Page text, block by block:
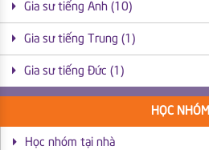
Gia sư tiếng Anh (10)
Gia sư tiếng Trung (1)
Gia sư tiếng Đức (1)
HỌC NHÓM
Học nhóm tại nhà